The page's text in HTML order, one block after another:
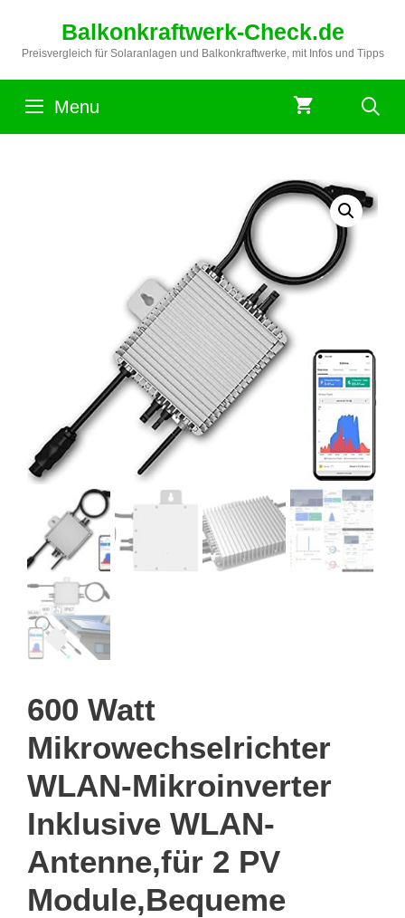
springen
Balkonkraftwerk-Check.de
Preisvergleich für Solaranlagen und Balkonkraftwerke, mit Infos und Tipps
Menu
600 Watt
Mikrowechselrichter
WLAN-Mikroinverter
Inklusive WLAN-
Antenne,für 2 PV
Module,Bequeme